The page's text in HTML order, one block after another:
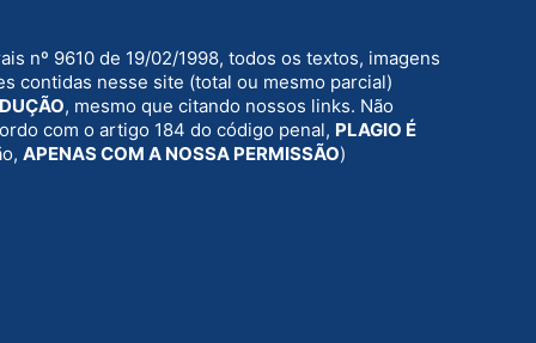
nº 9610 de 19/02/1998, todos os textos, imagens
contidas nesse site (total ou mesmo parcial)
, mesmo que citando nossos links. Não
com o artigo 184 do código penal, PLAGIO É
APENAS COM A NOSSA PERMISSÃO)